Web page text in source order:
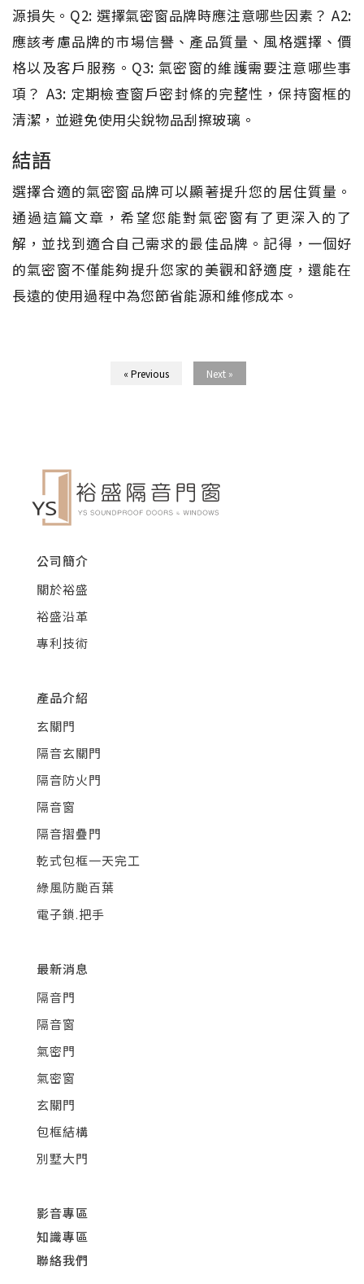
源損失。Q2: 選擇氣密窗品牌時應注意哪些因素？ A2:
應該考慮品牌的市場信譽、產品質量、風格選擇、價
格以及客戶服務。Q3: 氣密窗的維護需要注意哪些事
項？ A3: 定期檢查窗戶密封條的完整性，保持窗框的
清潔，並避免使用尖銳物品刮擦玻璃。
結語
選擇合適的氣密窗品牌可以顯著提升您的居住質量。
通過這篇文章，希望您能對氣密窗有了更深入的了
解，並找到適合自己需求的最佳品牌。記得，一個好
的氣密窗不僅能夠提升您家的美觀和舒適度，還能在
長遠的使用過程中為您節省能源和維修成本。
« Previous Next »
公司簡介
關於裕盛
裕盛沿革
專利技術
產品介紹
玄關門
隔音玄關門
隔音防火門
隔音窗
隔音摺疊門
乾式包框一天完工
綠風防颱百葉
電子鎖.把手
最新消息
隔音門
隔音窗
氣密門
氣密窗
玄關門
包框結構
別墅大門
影音專區
知識專區
聯絡我們